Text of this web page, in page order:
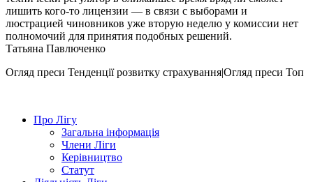
лишить кого‑то лицензии — в связи с выборами и
люстрацией чиновников уже вторую неделю у комиссии нет
полномочий для принятия подобных решений.
Татьяна Павлюченко
Огляд преси Тенденції розвитку страхування|Огляд преси Топ
Про Лігу
Загальна інформація
Члени Ліги
Керівництво
Статут